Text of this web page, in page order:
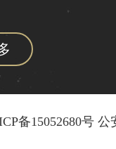
备15052680号 公